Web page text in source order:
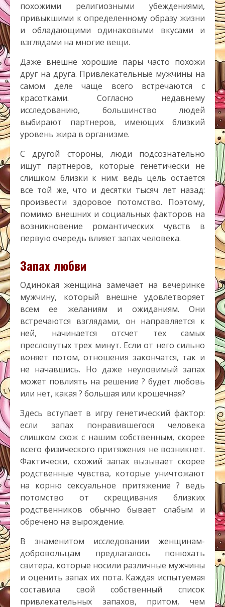
похожими религиозными убеждениями,
привыкшими к определенному образу жизни
и обладающими одинаковыми вкусами и
взглядами на многие вещи.
Даже внешне хорошие пары часто похожи
друг на друга. Привлекательные мужчины на
самом деле чаще всего встречаются с
красотками. Согласно недавнему
исследованию, большинство людей
выбирают партнеров, имеющих близкий
уровень жира в организме.
С другой стороны, люди подсознательно
ищут партнеров, которые генетически не
слишком близки к ним: ведь цель остается
все той же, что и десятки тысяч лет назад:
произвести здоровое потомство. Поэтому,
помимо внешних и социальных факторов на
возникновение романтических чувств в
первую очередь влияет запах человека.
Запах любви
Одинокая женщина замечает на вечеринке
мужчину, который внешне удовлетворяет
всем ее желаниям и ожиданиям. Они
встречаются взглядами, он направляется к
ней, начинается отсчет тех самых
пресловутых трех минут. Если от него сильно
воняет потом, отношения закончатся, так и
не начавшись. Но даже неуловимый запах
может повлиять на решение ? будет любовь
или нет, какая ? большая или крошечная?
Здесь вступает в игру генетический фактор:
если запах понравившегося человека
слишком схож с нашим собственным, скорее
всего физического притяжения не возникнет.
Фактически, схожий запах вызывает скорее
родственные чувства, которые уничтожают
на корню сексуальное притяжение ? ведь
потомство от скрещивания близких
родственников обычно бывает слабым и
обречено на вырождение.
В знаменитом исследовании женщинам-
добровольцам предлагалось понюхать
свитера, которые носили различные мужчины
и оценить запах их пота. Каждая испытуемая
составила свой собственный список
привлекательных запахов, притом, чем